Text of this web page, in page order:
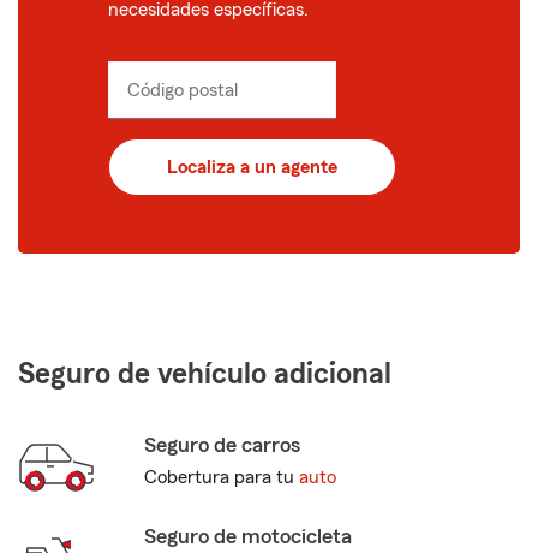
necesidades específicas.
Código postal
de
5
_____
Localiza a un agente
Seguro de vehículo adicional
Seguro de carros
Cobertura para tu auto
Seguro de motocicleta